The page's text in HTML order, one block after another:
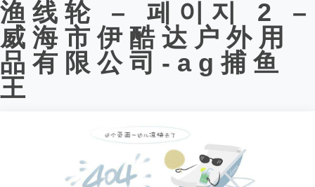
渔线轮 – 페이지 2 –
威海市伊酷达户外用
品有限公司-ag捕鱼
王